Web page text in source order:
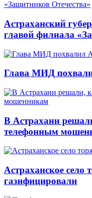
Астраханский
главой филиала
Глава МИД
В Астрахани
телефонным
Астраханское село
газифицировали